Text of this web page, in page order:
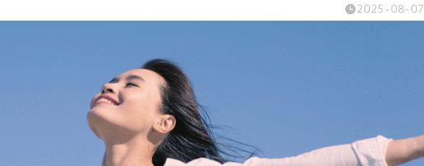
2025-08-07